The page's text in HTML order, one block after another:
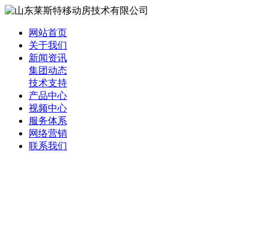
网站首页
关于我们
新闻资讯
集团动态
技术支持
产品中心
视频中心
服务体系
网络营销
联系我们